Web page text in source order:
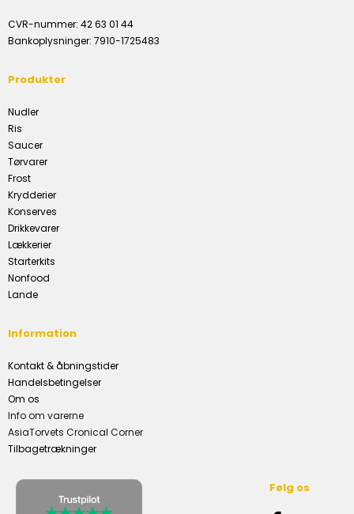
CVR-nummer: 42 63 01 44
Bankoplysninger: 7910-1725483
Produkter
Nudler
Ris
Saucer
Tørvarer
Frost
Krydderier
Konserves
Drikkevarer
Lækkerier
Starterkits
Nonfood
Lande
Information
Kontakt & åbningstider
Handelsbetingelser
Om os
Info om varerne
AsiaTorvets Cronical Corner
Tilbagetrækninger
Følg os